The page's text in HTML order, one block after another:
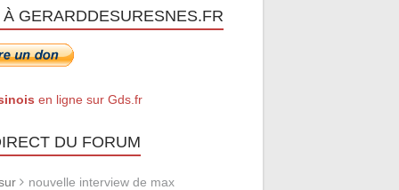
GERARDDESURESNES.FR
en ligne sur Gds.fr
DU FORUM
nouvelle interview de max